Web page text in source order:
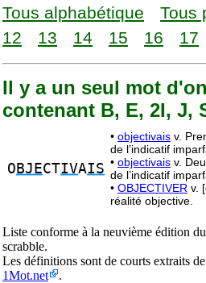
Tous alphabétique Tous
12
13 14 15 16 17
Il y a un seul mot
contenant B, E, 2I, J,
O BJECTIVAIS
• objectivais v.
de l’indicatif
• objectivais v.
de l’indicatif
• OBJECTIVER v.
réalité objective.
Liste conforme à la neuvième édition
scrabble.
Les définitions sont de courts extraits de
1Mot.net
.